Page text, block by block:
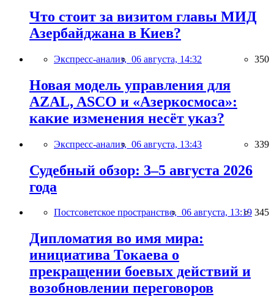
Что стоит за визитом главы МИД
Азербайджана в Киев?
Экспресс-анализ, 06 августа, 14:32 350
Новая модель управления для
AZAL, ASCO и «Азеркосмоса»:
какие изменения несёт указ?
Экспресс-анализ, 06 августа, 13:43 339
Судебный обзор: 3–5 августа 2026
года
Постсоветское пространство, 06 августа, 13:19 345
Дипломатия во имя мира:
инициатива Токаева о
прекращении боевых действий и
возобновлении переговоров